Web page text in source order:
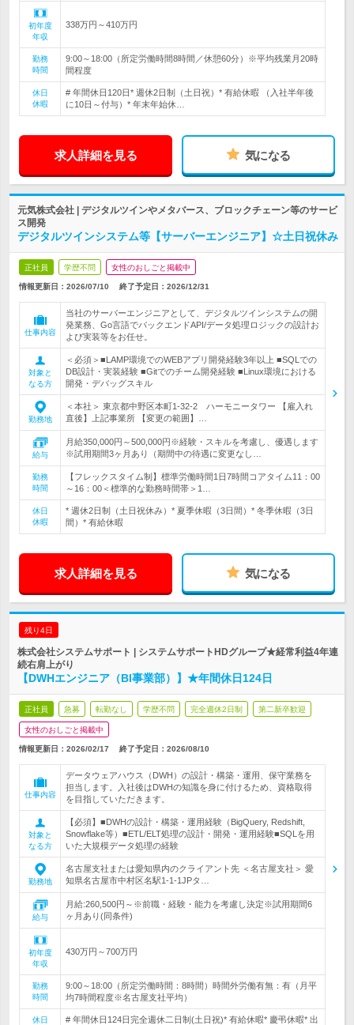
初年度
年収
338万円～410万円
勤務
時間
9:00～18:00（所定労働時間8時間／休憩60分）※平均残業月20時
間程度
休日
休暇
# 年間休日120日* 週休2日制（土日祝）* 有給休暇 （入社半年後
に10日～付与）* 年末年始休…
求人詳細を見る 気になる
元気株式会社 | デジタルツインやメタバース、ブロックチェーン等のサービ
ス開発
デジタルツインシステム等【サーバーエンジニア】☆土日祝休み
正社員 学歴不問 女性のおしごと掲載中
情報更新日：2026/07/10 終了予定日： 2026/12/31
仕事内容
当社のサーバーエンジニアとして、デジタルツインシステムの開
発業務、Go言語でバックエンドAPI/データ処理ロジックの設計お
よび実装等をお任せ。
対象と
なる方
＜必須＞■LAMP環境でのWEBアプリ開発経験3年以上 ■SQLでの
DB設計・実装経験 ■Gitでのチーム開発経験 ■Linux環境における
開発・デバッグスキル
勤務地
＜本社＞ 東京都中野区本町1-32-2 ハーモニータワー 【雇入れ
直後】上記事業所 【変更の範囲】…
給与
月給350,000円～500,000円※経験・スキルを考慮し、優遇します
※試用期間3ヶ月あり（期間中の待遇に変更なし…
勤務
時間
【フレックスタイム制】標準労働時間1日7時間コアタイム11：00
～16：00＜標準的な勤務時間帯＞1…
休日
休暇
* 週休2日制（土日祝休み）* 夏季休暇（3日間）* 冬季休暇（3日
間）* 有給休暇
求人詳細を見る 気になる
残り4日
株式会社システムサポート | システムサポートHDグループ★経常利益4年連
続右肩上がり
【DWHエンジニア（BI事業部）】★年間休日124日
正社員 急募 転勤なし 学歴不問 完全週休2日制 第二新卒歓迎
女性のおしごと掲載中
情報更新日：2026/02/17 終了予定日： 2026/08/10
仕事内容
データウェアハウス（DWH）の設計・構築・運用、保守業務を
担当します。入社後はDWHの知識を身に付けるため、資格取得
を目指していただきます。
対象と
なる方
【必須】■DWHの設計・構築・運用経験（BigQuery, Redshift,
Snowflake等）■ETL/ELT処理の設計・開発・運用経験■SQLを用
いた大規模データ処理の経験
勤務地
名古屋支社または愛知県内のクライアント先 ＜名古屋支社＞ 愛
知県名古屋市中村区名駅1-1-1JPタ…
給与
月給:260,500円～※前職・経験・能力を考慮し決定※試用期間6
ヶ月あり(同条件)
初年度
年収
430万円～700万円
勤務
時間
9:00～18:00（所定労働時間：8時間）時間外労働有無：有（月平
均7時間程度※名古屋支社平均）
休日
# 年間休日124日完全週休二日制(土日祝)* 有給休暇* 慶弔休暇* 出